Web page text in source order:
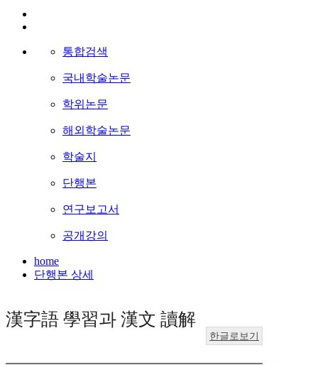
통합검색
국내학술논문
학위논문
해외학술논문
학술지
단행본
연구보고서
공개강의
home
단행본 상세
漢字語 學習과 漢文 讀解
한글로보기